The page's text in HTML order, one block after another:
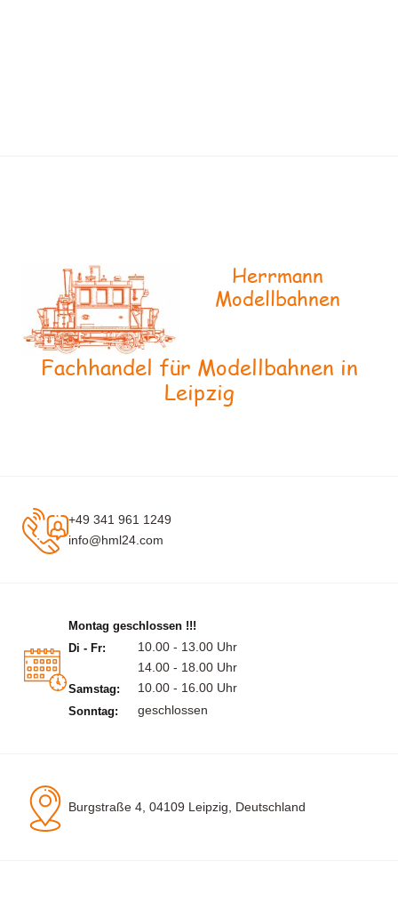
Herrmann
Modellbahnen
Fachhandel für Modellbahnen in
Leipzig
+49 341 961 1249
info@hml24.com
Montag geschlossen !!!
Di - Fr:
10.00 - 13.00 Uhr
14.00 - 18.00 Uhr
Samstag: 10.00 - 16.00 Uhr
Sonntag: geschlossen
Burgstraße 4, 04109 Leipzig, Deutschland